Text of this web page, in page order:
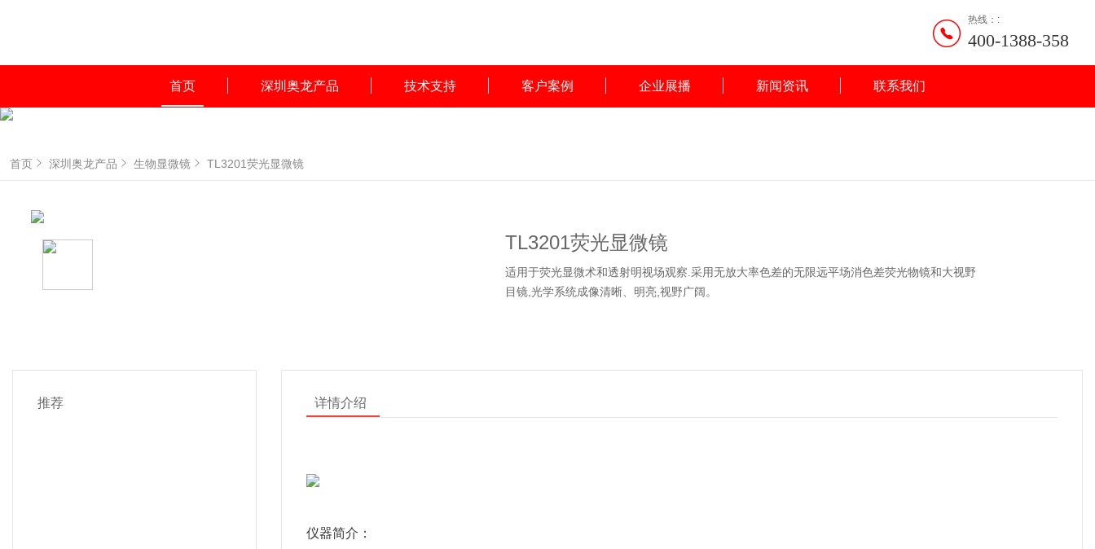
热线：:
400-1388-358
首页 深圳奥龙产品 技术支持 客户案例 企业展播 新闻资讯 联系我们
首页 深圳奥龙产品 生物显微镜 TL3201荧光显微镜
TL3201荧光显微镜
适用于荧光显微术和透射明视场观察.采用无放大率色差的无限远平场消色差荧光物镜和大视野
目镜,光学系统成像清晰、明亮,视野广阔。
推荐 详情介绍
仪器简介：